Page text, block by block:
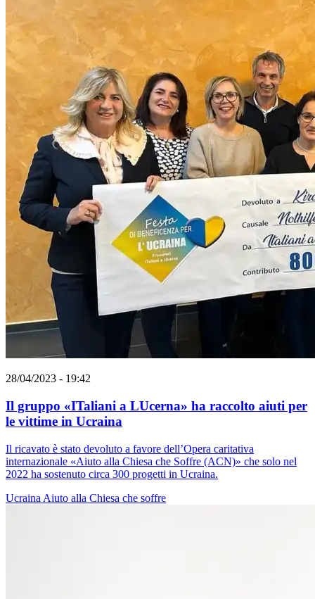
28/04/2023 - 19:42
Il gruppo «ITaliani a LUcerna» ha raccolto aiuti per
le vittime in Ucraina
Il ricavato è stato devoluto a favore dell’Opera caritativa
internazionale «Aiuto alla Chiesa che Soffre (ACN)» che solo nel
2022 ha sostenuto circa 300 progetti in Ucraina.
Ucraina Aiuto alla Chiesa che soffre